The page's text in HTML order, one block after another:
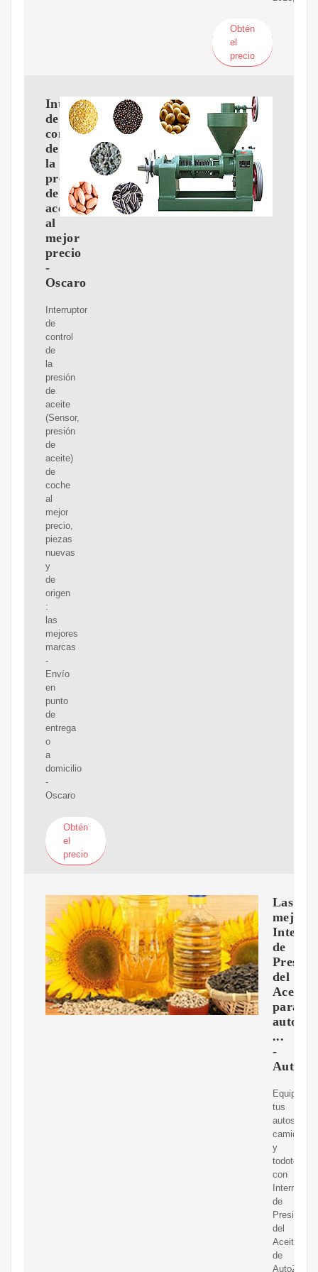
Obtén
el
precio
Interruptor
de
control
de
la
presión
de
aceite
al
mejor
precio
-
Oscaro
Interruptor
de
control
de
la
presión
de
aceite
(Sensor,
presión
de
aceite)
de
coche
al
mejor
precio,
piezas
nuevas
y
de
origen
:
las
mejores
marcas
-
Envío
en
punto
de
entrega
o
a
domicilio
-
Oscaro
Obtén
el
precio
Las
mejores
de
Presion
del
Aceite
para
autos
...
-
Equipa
tus
autos,
y
con
Interruptor
de
Presion
del
Aceite
de
AutoZone.